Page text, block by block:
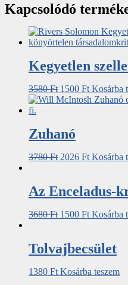
Kapcsolódó
Kegyetlen
3580Ft 1500 Ft Kosárba
Zuhanó
3780Ft 2026 Ft Kosárba
Az Enceladus-
3680Ft 1500 Ft Kosárba
Tolvajbecsület
1380 Ft Kosárba teszem